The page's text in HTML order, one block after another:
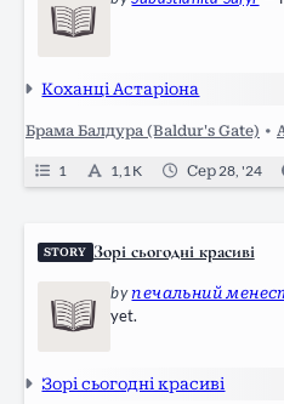
Коханці Астаріона
Брама Балдура (Baldur's Gate) •
1 1,1 K Сер 28, '24
STORY Зорі сьогодні красиві
byпечальний
yet.
Зорі сьогодні красиві